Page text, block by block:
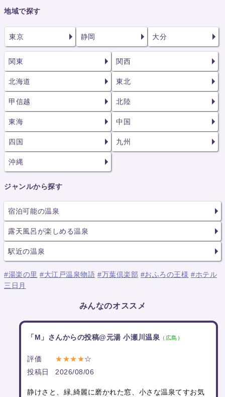
地域で探す
東京 静岡 大分
関東 関西
北海道 東北
甲信越 北陸
東海 中国
四国 九州
沖縄
ジャンルから探す
宿泊可能の温泉
露天風呂が楽しめる温泉
駅近の温泉
#湯楽の里 #大江戸温泉物語 #万葉倶楽部 #おふろの王様 #ホテル
三日月
みんなのオススメ
「M」さんからの投稿@元湯 小瀬川温泉 （広島）
評価 ★★★★☆
投稿日
2026/08/06
静けさと、緑,綺麗に磨かれた窓、小さな温泉てすお気